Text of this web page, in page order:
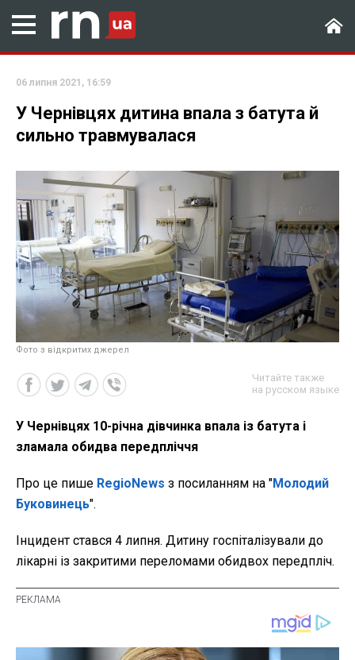
06 липня 2021, 16:59
У Чернівцях дитина впала з батута й
сильно травмувалася
Фото з відкритих джерел
Читайте также
на русском языке
У Чернівцях 10-річна дівчинка впала із батута і
зламала обидва передпліччя
Про це пише RegioNews з посиланням на "Молодий
Буковинець".
Інцидент стався 4 липня. Дитину госпіталізували до
лікарні із закритими переломами обидвох передпліч.